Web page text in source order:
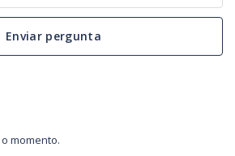
Enviar pergunta
momento.